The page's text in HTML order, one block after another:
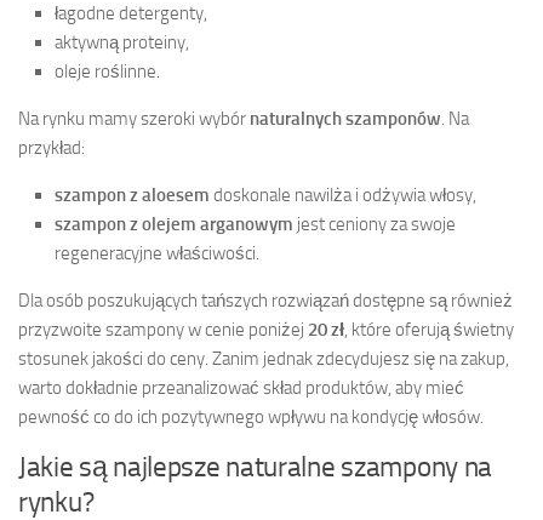
łagodne detergenty,
aktywną proteiny,
oleje roślinne.
Na rynku mamy szeroki wybór naturalnych szamponów. Na
przykład:
szampon z aloesem doskonale nawilża i odżywia włosy,
szampon z olejem arganowym jest ceniony za swoje
regeneracyjne właściwości.
Dla osób poszukujących tańszych rozwiązań dostępne są również
przyzwoite szampony w cenie poniżej 20 zł, które oferują świetny
stosunek jakości do ceny. Zanim jednak zdecydujesz się na zakup,
warto dokładnie przeanalizować skład produktów, aby mieć
pewność co do ich pozytywnego wpływu na kondycję włosów.
Jakie są najlepsze naturalne szampony na
rynku?